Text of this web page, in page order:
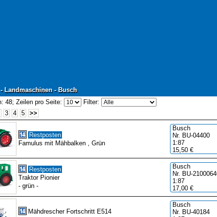
Landmaschinen - Busch
Landmaschinen - Busch
48; Zeilen pro Seite:
Filter:
3 4 5 >>
Restposten
Famulus mit Mähbalken , Grün
Busch
Nr. BU-04400
1:87
15,50 €
Restposten
Traktor Pionier
- grün -
Busch
Nr. BU-
1:87
17,00 €
Mähdrescher Fortschritt E514
Busch
Nr. BU-40184